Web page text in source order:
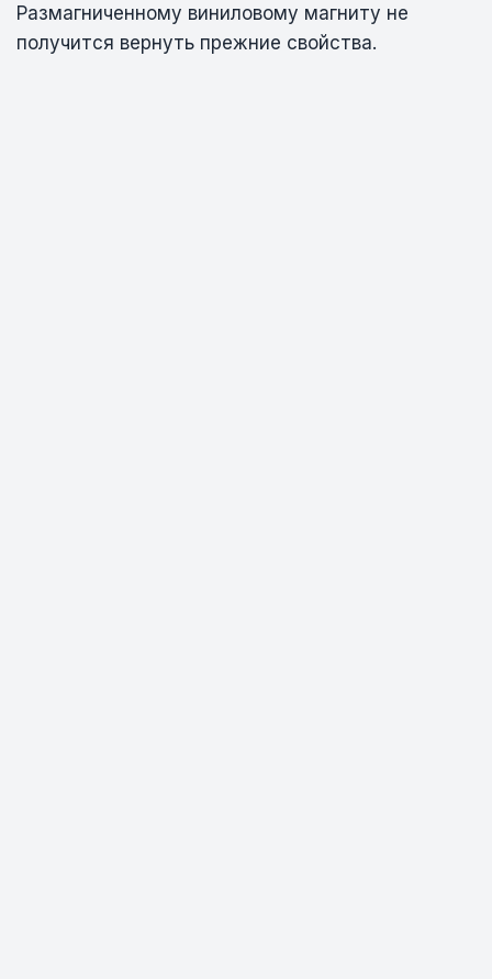
Размагниченному виниловому магниту не
получится вернуть прежние свойства.